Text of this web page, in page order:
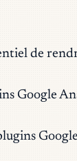
de
Google